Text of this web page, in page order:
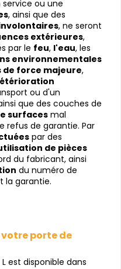
service ou une
, ainsi que des
, ne seront
extérieures,
par le feu, l'eau, les
environnementales
de force majeure,
que des couches de
surfaces mal
refus de garantie. Par
par des
de pièces
du fabricant, ainsi
du numéro de
la garantie.
votre porte de
est disponible dans